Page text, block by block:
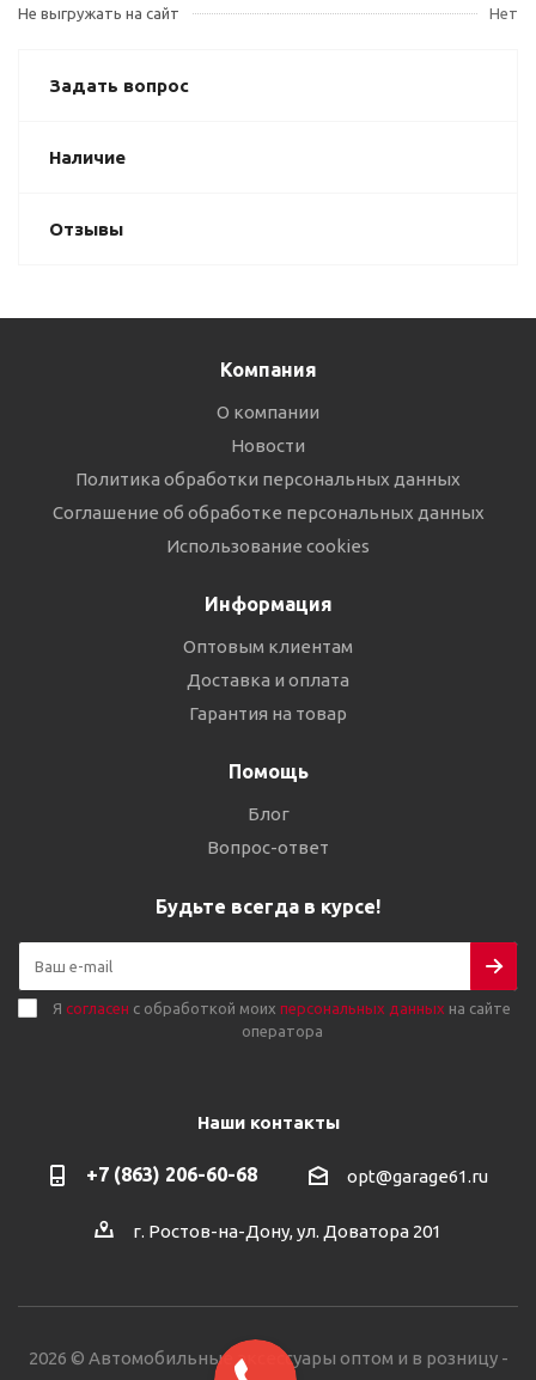
Не выгружать на сайт
Нет
Задать вопрос
Наличие
Отзывы
Компания
О компании
Новости
Политика обработки персональных данных
Соглашение об обработке персональных данных
Использование cookies
Информация
Оптовым клиентам
Доставка и оплата
Гарантия на товар
Помощь
Блог
Вопрос-ответ
Будьте всегда в курсе!
Я согласен с обработкой моих персональных данных на сайте
оператора
Наши контакты
+7 (863) 206-60-68 opt@garage61.ru
г. Ростов-на-Дону, ул. Доватора 201
2026 © Автомобильные аксессуары оптом и в розницу -